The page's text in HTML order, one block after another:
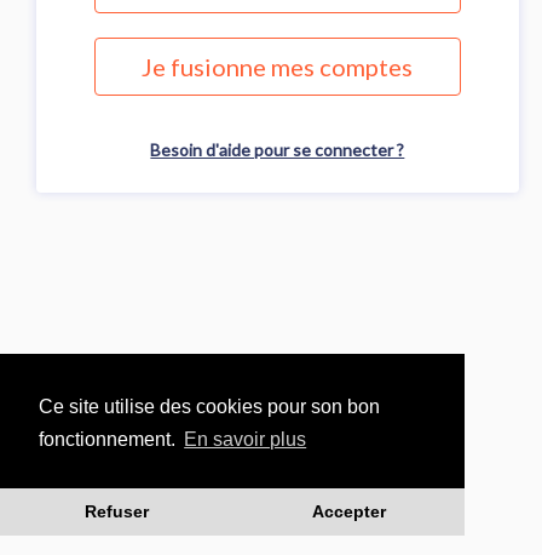
Ce site utilise des cookies pour son bon
fonctionnement. En savoir plus
Refuser Accepter
Je fusionne mes comptes
Besoin d'aide pour se connecter ?